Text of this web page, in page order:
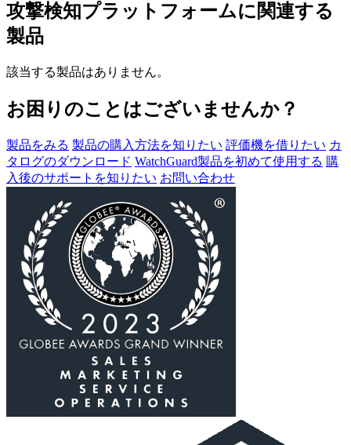
攻撃検知プラットフォームに関連する
製品
該当する製品はありません。
お困りのことはございませんか？
製品をみる 製品の購入方法を知りたい 評価機を借りたい カ
タログのダウンロード WatchGuard製品を初めて使用する 購
入後のサポートを知りたい お問い合わせ